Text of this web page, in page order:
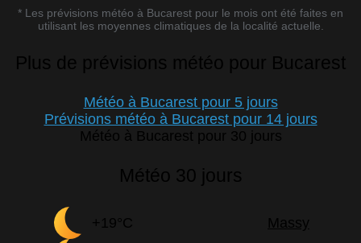
* Les prévisions météo à Bucarest pour le mois ont été faites en
utilisant les moyennes climatiques de la localité actuelle.
Plus de prévisions météo pour Bucarest
Météo à Bucarest pour 5 jours
Prévisions météo à Bucarest pour 14 jours
Météo à Bucarest pour 30 jours
Météo 30 jours
+19°C
Massy